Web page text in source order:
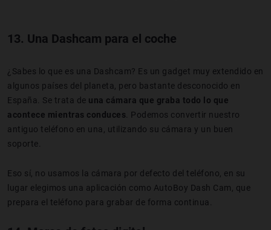
13. Una Dashcam para el coche
¿Sabes lo que es una Dashcam? Es un gadget muy extendido en
algunos países del planeta, pero bastante desconocido en
España. Se trata de una cámara que graba todo lo que
acontece mientras conduces . Podemos convertir nuestro
antiguo teléfono en una, utilizando su cámara y un buen
soporte.
Eso sí, no usamos la cámara por defecto del teléfono, en su
lugar elegimos una aplicación como AutoBoy Dash Cam, que
prepara el teléfono para grabar de forma continua.